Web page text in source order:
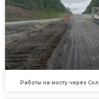
Работы на мосту через